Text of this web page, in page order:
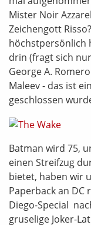
Mister Noir
Zeichengott
höchstpersönlich
drin (fragt sich
George A.
Maleev - das ist
geschlossen
Batman wird 75,
einen Streifzug
bietet, haben wir
Paperback an
Diego-Special
gruselige Joker-